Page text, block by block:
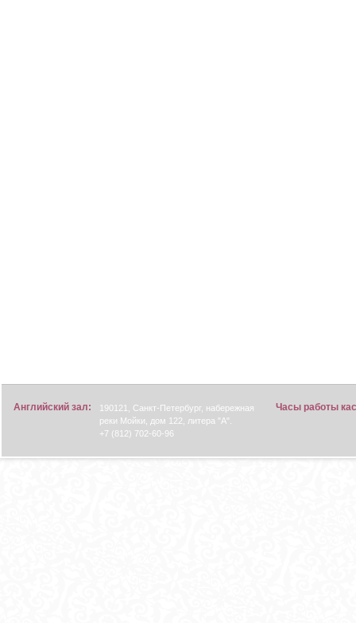
Английский зал:
190121, Санкт-Петербург, набережная
реки Мойки, дом 122, литера "А".
+7 (812) 702-60-96
Часы работы